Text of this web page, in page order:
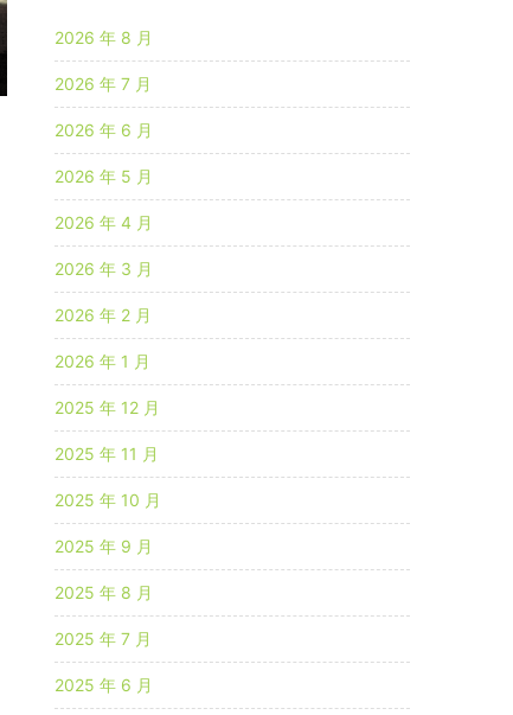
2026 年 8 月
2026 年 7 月
2026 年 6 月
2026 年 5 月
2026 年 4 月
2026 年 3 月
2026 年 2 月
2026 年 1 月
2025 年 12 月
2025 年 11 月
2025 年 10 月
2025 年 9 月
2025 年 8 月
2025 年 7 月
2025 年 6 月